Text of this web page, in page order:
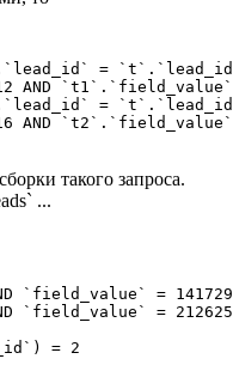
=
AND
=
AND
такого запроса.
...
`field_value` =
`field_value` =
= 2